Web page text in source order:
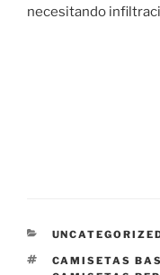
necesitando
CATEGORÍAS
ETIQUETAS
CAMISETAS